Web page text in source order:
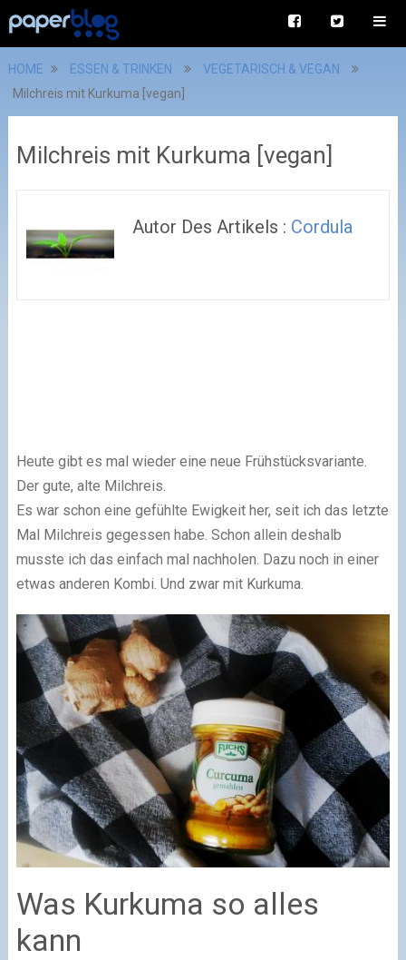
HOME ESSEN & TRINKEN
VEGETARISCH & VEGAN
Milchreis mit Kurkuma [vegan]
Milchreis mit Kurkuma [vegan]
Autor Des Artikels : Cordula
Heute gibt es mal wieder eine neue Frühstücksvariante.
Der gute, alte Milchreis.
Es war schon eine gefühlte Ewigkeit her, seit ich das letzte
Mal Milchreis gegessen habe. Schon allein deshalb
musste ich das einfach mal nachholen. Dazu noch in einer
etwas anderen Kombi. Und zwar mit Kurkuma.
Was Kurkuma so alles
kann